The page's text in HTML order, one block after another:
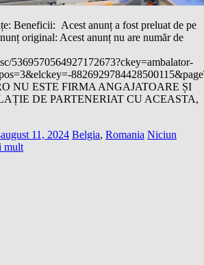
Beneficii: Acest anunț a fost preluat de pe
original: Acest anunț nu are număr de
5369570564927172673?ckey=ambalator-
NU ESTE FIRMA ANGAJATOARE ȘI
DE PARTENERIAT CU ACEASTA,
august 11, 2024 Belgia, Romania Niciun
mult